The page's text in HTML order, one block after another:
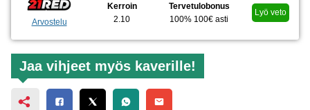
Arvostelu
Kerroin
2.10
Tervetulobonus
100% 100€ asti
Lyö veto
Jaa vihjeet myös kaverille!